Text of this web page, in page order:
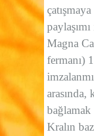
Magna
fermanı)
arasında,
bağlamak
Kralın